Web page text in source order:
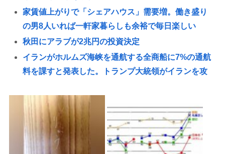
家賃値上がりで「シェアハウス」需要増。働き盛り
の男8人いれば一軒家暮らしも余裕で毎日楽しい
秋田にアラブが2兆円の投資決定
イランがホルムズ海峡を通航する全商船に7%の通航
料を課すと発表した。トランプ大統領がイランを攻
高市首相記者会見「非核三原則を政策上の方針とし
て堅持」
高市「外国人が増える日本で、永住権を与えられた
ら生活保護を貰うなんて人が増えては困る。日本人